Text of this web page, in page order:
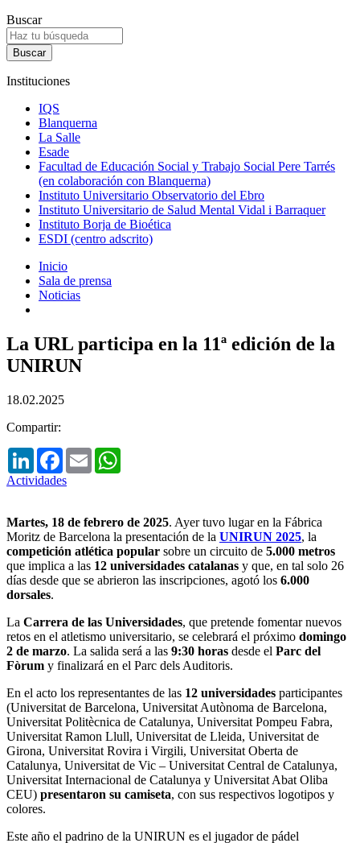
Buscar
Instituciones
IQS
Blanquerna
La Salle
Esade
Facultad de Educación Social y Trabajo Social Pere Tarrés
(en colaboración con Blanquerna)
Instituto Universitario Observatorio del Ebro
Instituto Universitario de Salud Mental Vidal i Barraquer
Instituto Borja de Bioética
ESDI (centro adscrito)
Inicio
Sala de prensa
Noticias
La URL participa en la 11ª edición de la
UNIRUN
18.02.2025
Compartir:
LinkedInFacebook
Email
Actividades
Martes, 18 de febrero de 2025. Ayer tuvo lugar en la Fábrica
Moritz de Barcelona la presentación de la UNIRUN 2025, la
competición atlética popular sobre un circuito de 5.000 metros
que implica a las 12 universidades catalanas y que, en tal solo 26
días desde que se abrieron las inscripciones, agotó los 6.000
dorsales.
La Carrera de las Universidades, que pretende fomentar nuevos
retos en el atletismo universitario, se celebrará el próximo domingo
2 de marzo. La salida será a las 9:30 horas desde el Parc del
Fòrum y finalizará en el Parc dels Auditoris.
En el acto los representantes de las 12 universidades participantes
(Universitat de Barcelona, Universitat Autònoma de Barcelona,
Universitat Politècnica de Catalunya, Universitat Pompeu Fabra,
Universitat Ramon Llull, Universitat de Lleida, Universitat de
Girona, Universitat Rovira i Virgili, Universitat Oberta de
Catalunya, Universitat de Vic – Universitat Central de Catalunya,
Universitat Internacional de Catalunya y Universitat Abat Oliba
CEU) presentaron su camiseta, con sus respectivos logotipos y
colores.
Este año el padrino de la UNIRUN es el jugador de pádel